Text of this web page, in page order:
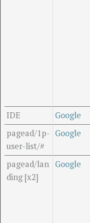
IDE Google
pagead/1p-
user-list/#
Google
pagead/lan
ding [x2]
Google